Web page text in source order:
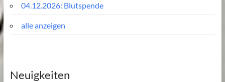
04.12.2026: Blutspende
alle anzeigen
Neuigkeiten